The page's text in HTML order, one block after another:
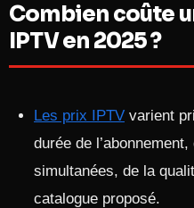
Combien coûte
IPTV en 2025 ?
Les prix IPTV varient
durée de
simultanées, de la
catalogue proposé.